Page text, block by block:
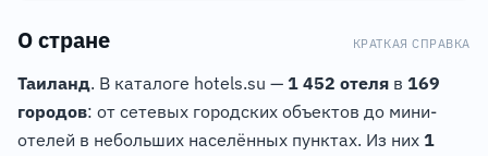
О стране КРАТКАЯ СПРАВКА
Таиланд. В каталоге hotels.su — 1 452 отеля в 169
городов: от сетевых городских объектов до мини-
отелей в небольших населённых пунктах. Из них 1